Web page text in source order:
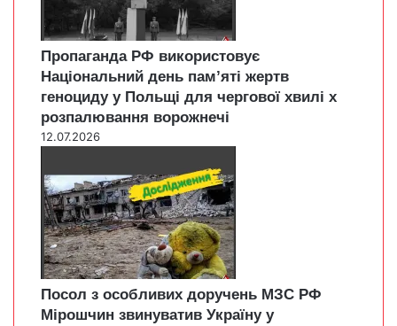
Пропаганда РФ використовує
Національний день пам’яті жертв
геноциду у Польщі для чергової хвилі х
розпалювання ворожнечі
12.07.2026
Посол з особливих доручень МЗС РФ
Мірошчин звинуватив Україну у